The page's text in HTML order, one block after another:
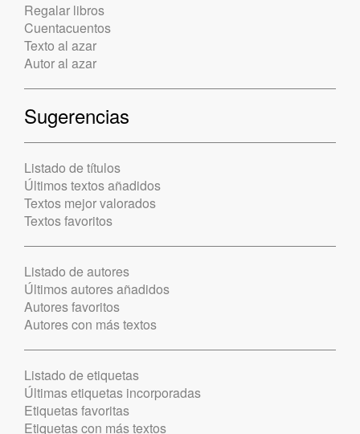
Regalar libros
Cuentacuentos
Texto al azar
Autor al azar
Sugerencias
Listado de títulos
Últimos textos añadidos
Textos mejor valorados
Textos favoritos
Listado de autores
Últimos autores añadidos
Autores favoritos
Autores con más textos
Listado de etiquetas
Últimas etiquetas incorporadas
Etiquetas favoritas
Etiquetas con más textos